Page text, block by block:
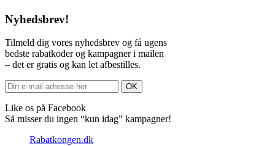
Nyhedsbrev!
Tilmeld dig vores nyhedsbrev og få ugens
bedste rabatkoder og kampagner i mailen
– det er gratis og kan let afbestilles.
Like os på Facebook
Så misser du ingen “kun idag” kampagner!
Rabatkongen.dk